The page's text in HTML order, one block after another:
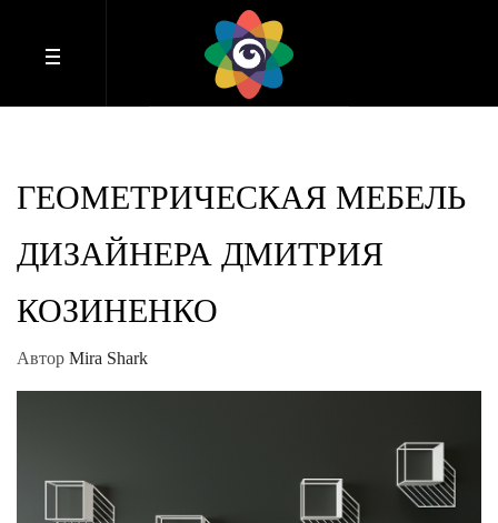
ГЕОМЕТРИЧЕСКАЯ МЕБЕЛЬ
ДИЗАЙНЕРА ДМИТРИЯ
КОЗИНЕНКО
Автор Mira Shark